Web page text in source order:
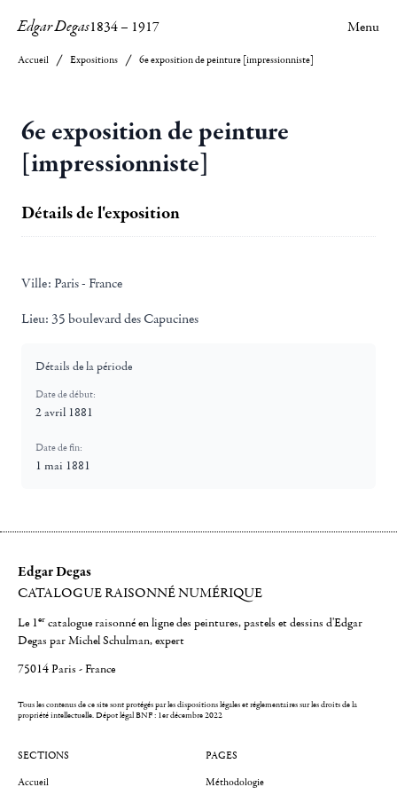
Edgar Degas1834– 1917 Menu
Accueil Expositions 6e exposition de peinture [impressionniste]
6e exposition de peinture
[impressionniste]
Détails de l'exposition
Ville: Paris - France
Lieu: 35 boulevard des Capucines
Détails de la période
Date de début:
2 avril 1881
Date de fin:
1 mai 1881
Edgar Degas
CATALOGUE RAISONNÉ NUMÉRIQUE
Le 1er catalogue raisonné en ligne des peintures, pastels et dessins d'Edgar
Degas par Michel Schulman, expert
75014 Paris - France
Tous les contenus de ce site sont protégés par les dispositions légales et réglementaires sur les droits de la
propriété intellectuelle.Dépot légal BNF : 1er décembre 2022
SECTIONS
Accueil
PAGES
Méthodologie